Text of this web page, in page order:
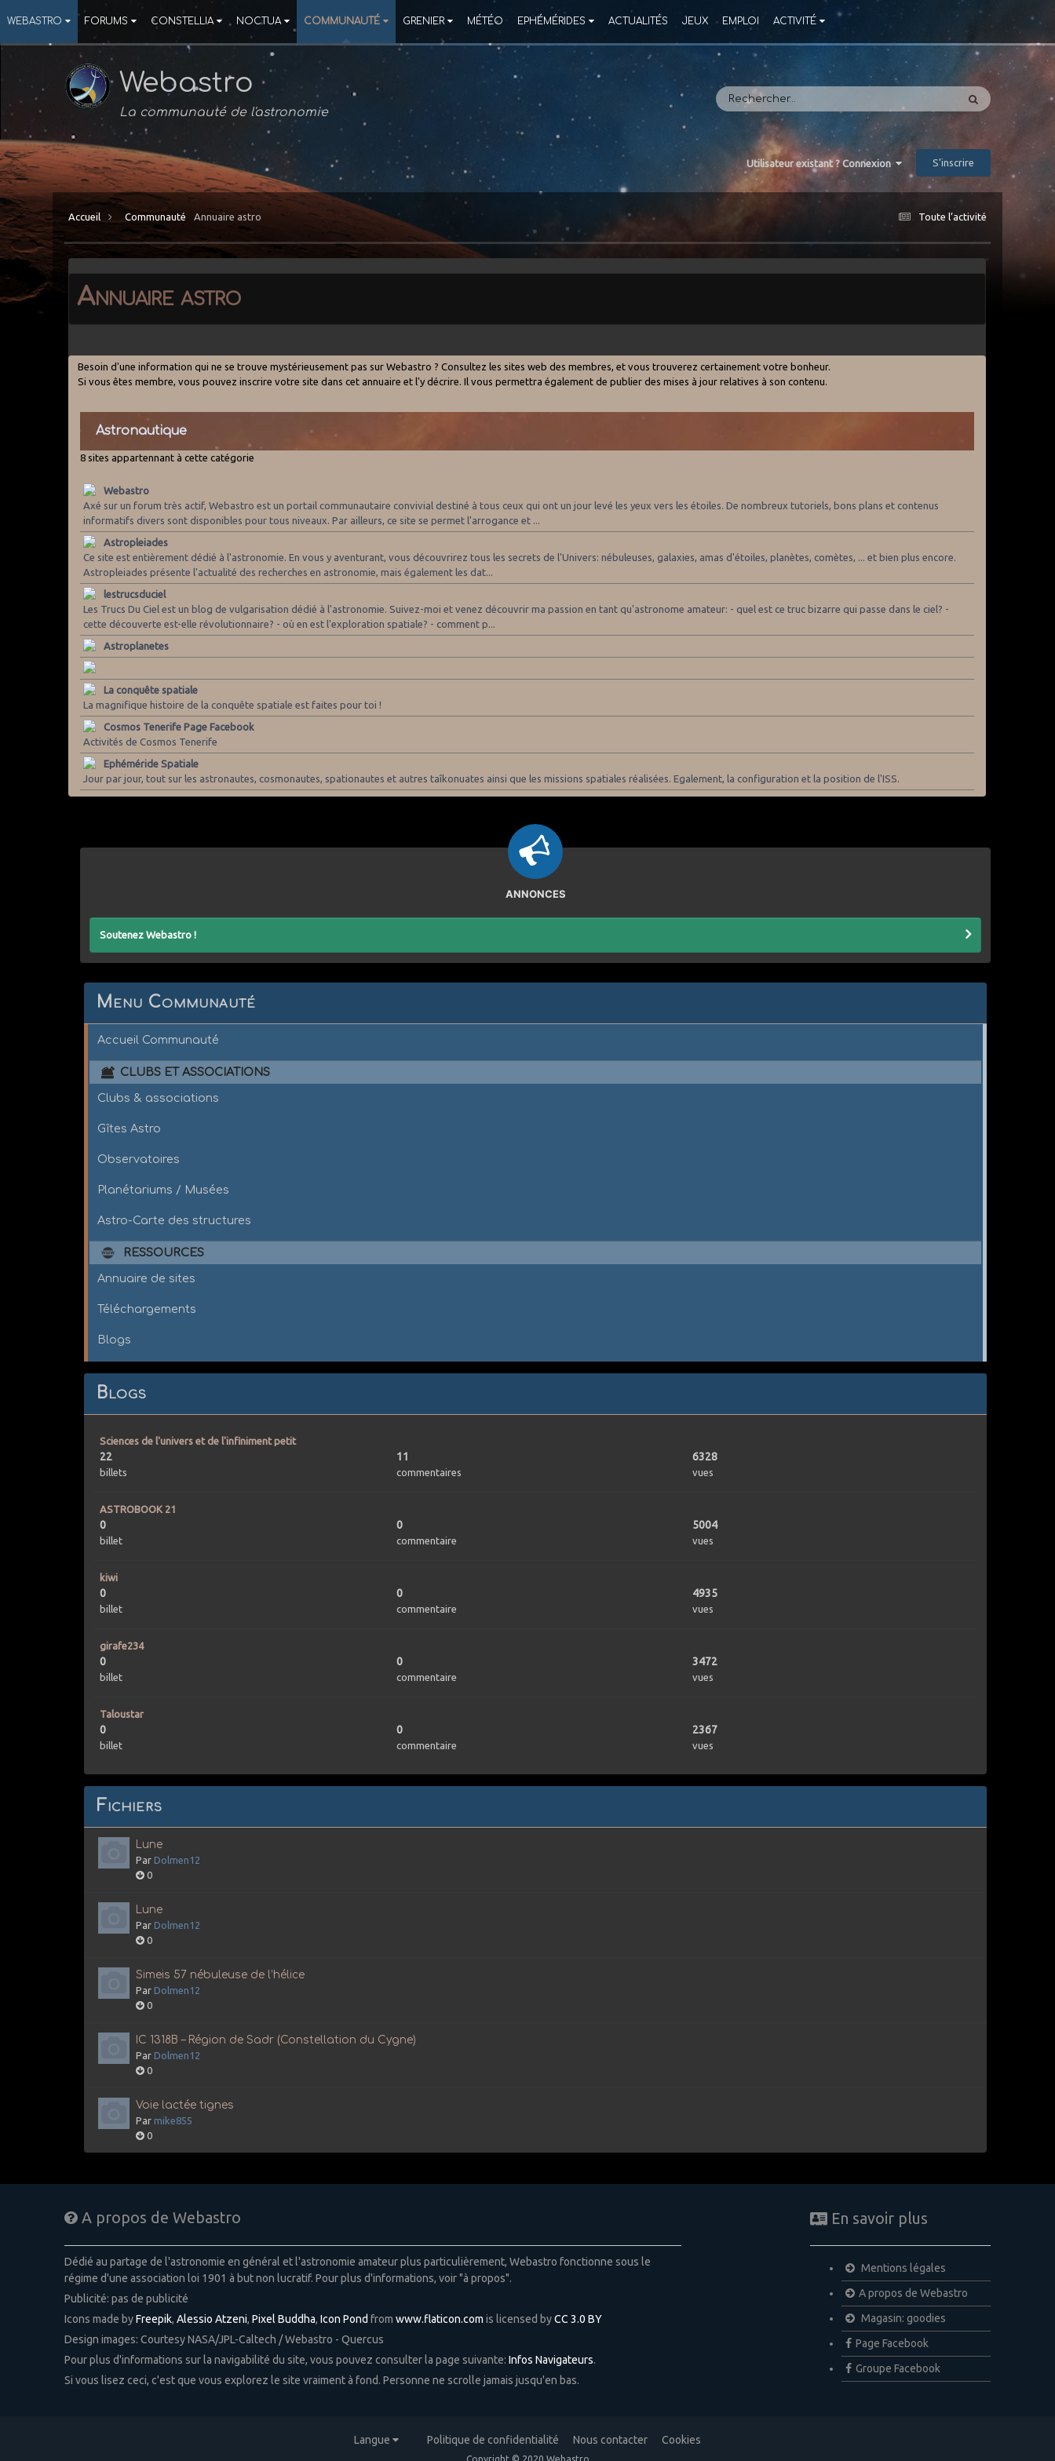
WEBASTRO FORUMS CONSTELLIA NOCTUA COMMUNAUTÉ GRENIER MÉTÉO EPHÉMÉRIDES ACTUALITÉS JEUX EMPLOI ACTIVITÉ
Webastro
La communauté de l'astronomie
Utilisateur existant ? Connexion S’inscrire
Toute l’activité
Accueil Communauté Annuaire astro
Annuaire astro
Besoin d'une information qui ne se trouve mystérieusement pas sur Webastro ? Consultez les sites web des membres, et vous trouverez certainement votre bonheur.
Si vous êtes membre, vous pouvez inscrire votre site dans cet annuaire et l'y décrire. Il vous permettra également de publier des mises à jour relatives à son contenu.
Astronautique
8 sites appartennant à cette catégorie
Webastro
Axé sur un forum très actif, Webastro est un portail communautaire convivial destiné à tous ceux qui ont un jour levé les yeux vers les étoiles. De nombreux tutoriels, bons plans et contenus
informatifs divers sont disponibles pour tous niveaux. Par ailleurs, ce site se permet l'arrogance et ...
Astropleiades
Ce site est entièrement dédié à l'astronomie. En vous y aventurant, vous découvrirez tous les secrets de l'Univers: nébuleuses, galaxies, amas d'étoiles, planètes, comètes, ... et bien plus encore.
Astropleiades présente l'actualité des recherches en astronomie, mais également les dat...
lestrucsduciel
Les Trucs Du Ciel est un blog de vulgarisation dédié à l'astronomie. Suivez-moi et venez découvrir ma passion en tant qu'astronome amateur: - quel est ce truc bizarre qui passe dans le ciel? -
cette découverte est-elle révolutionnaire? - où en est l'exploration spatiale? - comment p...
Astroplanetes
La conquête spatiale
La magnifique histoire de la conquête spatiale est faites pour toi !
Cosmos Tenerife Page Facebook
Activités de Cosmos Tenerife
Ephéméride Spatiale
Jour par jour, tout sur les astronautes, cosmonautes, spationautes et autres taîkonuates ainsi que les missions spatiales réalisées. Egalement, la configuration et la position de l'ISS.
ANNONCES
Soutenez Webastro !
Menu Communauté
Accueil Communauté
CLUBS ET ASSOCIATIONS
Clubs & associations
Gîtes Astro
Observatoires
Planétariums / Musées
Astro-Carte des structures
RESSOURCES
Annuaire de sites
Téléchargements
Blogs
Blogs
Sciences de l'univers et de l'infiniment petit
22
billets
11
commentaires
6328
vues
ASTROBOOK 21
0
billet
0
commentaire
5004
vues
kiwi
0
billet
0
commentaire
4935
vues
girafe234
0
billet
0
commentaire
3472
vues
Taloustar
0
billet
0
commentaire
2367
vues
Fichiers
Lune
ParDolmen12
0
Lune
ParDolmen12
0
Simeis 57 nébuleuse de l’hélice
ParDolmen12
0
IC 1318B – Région de Sadr (Constellation du Cygne)
ParDolmen12
0
Voie lactée tignes
Parmike855
0
A propos de Webastro
Dédié au partage de l'astronomie en général et l'astronomie amateur plus particulièrement, Webastro fonctionne sous le
régime d'une association loi 1901 à but non lucratif. Pour plus d'informations, voir "à propos".
Publicité: pas de publicité
Icons made byFreepik, Alessio Atzeni, Pixel Buddha, Icon Pond from www.flaticon.com is licensed byCC 3.0 BY
Design images: Courtesy NASA/JPL-Caltech / Webastro - Quercus
Pour plus d'informations sur la navigabilité du site, vous pouvez consulter la page suivante: Infos Navigateurs.
Si vous lisez ceci, c'est que vous explorez le site vraiment à fond. Personne ne scrolle jamais jusqu'en bas.
En savoir plus
Mentions légales
A propos de Webastro
Magasin: goodies
Page Facebook
Groupe Facebook
Langue Politique de confidentialité Nous contacter Cookies